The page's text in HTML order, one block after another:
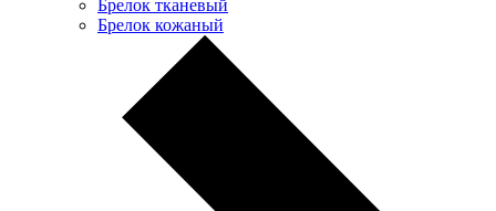
Брелок тканевый
Брелок кожаный